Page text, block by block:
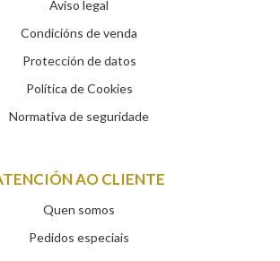
Aviso legal
Condicións de venda
Protección de datos
Política de Cookies
Normativa de seguridade
AO CLIENTE
Quen somos
Pedidos especiais